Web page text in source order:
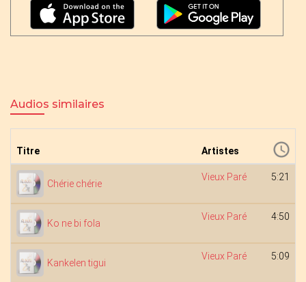
Audios similaires
Titre Artistes
Chérie chérie
Vieux Paré 5:21
Ko ne bi fola
Vieux Paré 4:50
Kankelen tigui
Vieux Paré 5:09